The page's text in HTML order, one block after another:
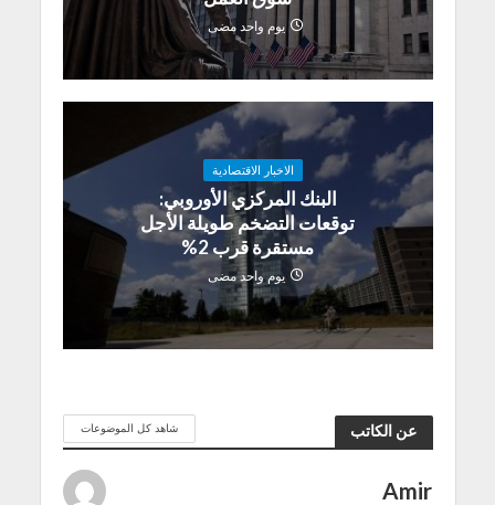
يوم واحد مضى
الاخبار الاقتصادية
البنك المركزي الأوروبي:
توقعات التضخم طويلة الأجل
مستقرة قرب 2%
يوم واحد مضى
عن الكاتب شاهد كل الموضوعات
Amir